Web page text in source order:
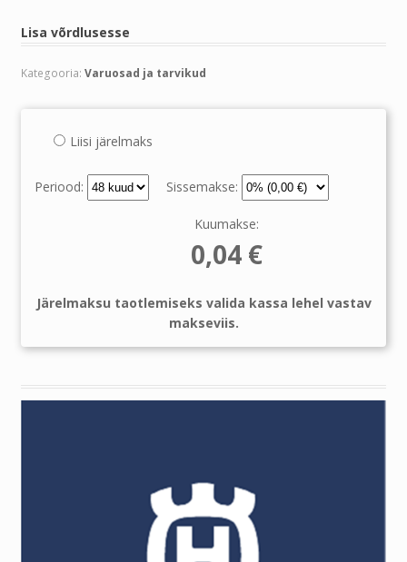
Lisa võrdlusesse
Kategooria: Varuosad ja tarvikud
Liisi järelmaks
Periood: Sissemakse:
Kuumakse:
0,04€
Järelmaksu taotlemiseks valida kassa lehel vastav
makseviis.